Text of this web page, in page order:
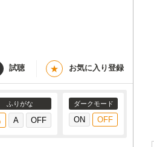
試聴 ★ お気に入り登録
ふりがな ダークモード